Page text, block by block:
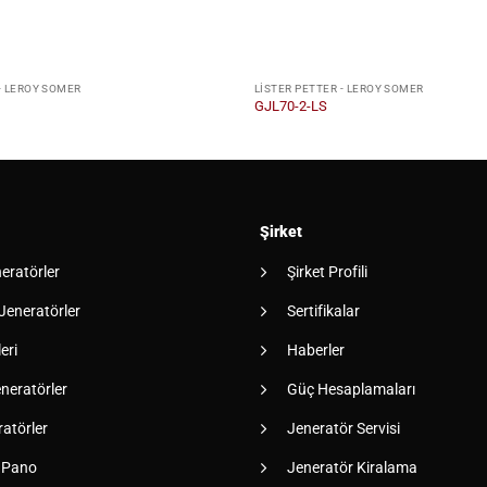
SOMER LISTER PETTER - LEROY SOMER
GJL70-2-LS
Şirket
Şirket Profili
Sertifikalar
Haberler
Güç Hesaplamaları
Jeneratör Servisi
Jeneratör Kiralama